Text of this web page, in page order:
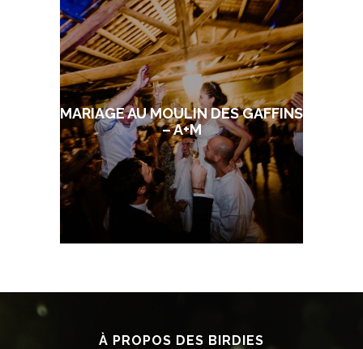
MARIAGE AU MOULIN DES GAFFINS
– A+M
À PROPOS DES BIRDIES